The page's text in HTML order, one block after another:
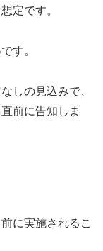
定です。
す。
しの見込みで、
前に告知しま
に実施されるこ